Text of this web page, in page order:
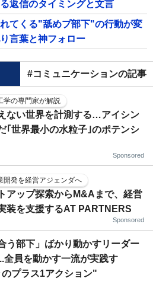
返信のタイミングと文言
てくる"舐めプ部下"の行動が変
言葉と神フォロー
#コミュニケーションの記事
学の専門家が解説
ない世界を計測する…アイシン
｢世界最小の水粒子｣のポテンシ
Sponsored
開発を経営アジェンダへ
アップ探索からM&Aまで、経営
装を支援するAT PARTNERS
Sponsored
う部下」ばかり動かすリーダー
全員を動かす一流が実践す
プラス1アクション"